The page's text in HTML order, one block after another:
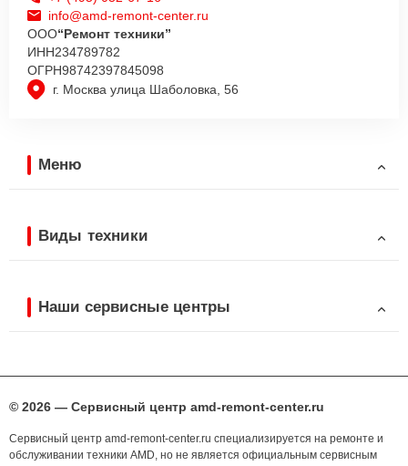
г. Москва улица Шаболовка, 56
info@amd-remont-center.ru
ООО“Ремонт техники”
ИНН234789782
ОГРН98742397845098
Меню
Виды техники
Наши сервисные центры
© 2026 — Сервисный центр amd-remont-center.ru
Сервисный центр amd-remont-center.ru специализируется на ремонте и
обслуживании техники AMD, но не является официальным сервисным